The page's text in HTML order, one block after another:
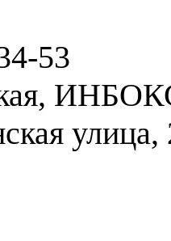
53
улица,